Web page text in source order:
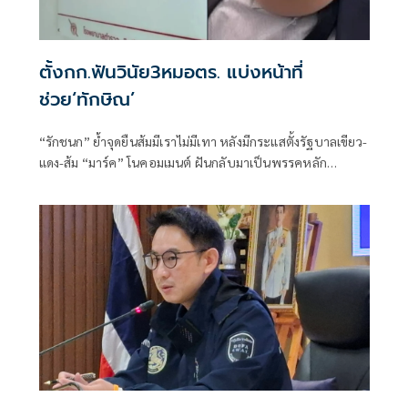
ตั้งกก.ฟันวินัย3หมอตร. แบ่งหน้าที่
ช่วย‘ทักษิณ’
“รักชนก” ย้ำจุดยืนส้มมีเราไม่มีเทา หลังมีกระแสตั้งรัฐบาลเขียว-
แดง-ส้ม “มาร์ค” โนคอมเมนต์ ฝันกลับมาเป็นพรรคหลัก